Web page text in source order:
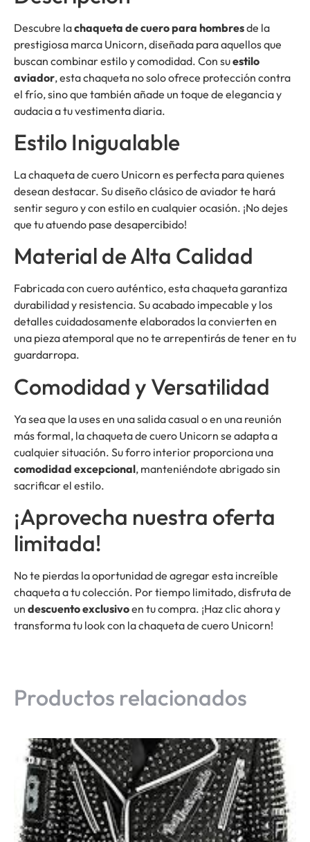
Descubre lachaqueta de cuero para hombresde la
prestigiosa marca Unicorn, diseñada para aquellos que
buscan combinar estilo y comodidad. Con suestilo
aviador, esta chaqueta no solo ofrece protección contra
el frío, sino que también añade un toque de elegancia y
audacia a tu vestimenta diaria.
Estilo Inigualable
La chaqueta de cuero Unicorn es perfecta para quienes
desean destacar. Su diseño clásico de aviador te hará
sentir seguro y con estilo en cualquier ocasión. ¡No dejes
que tu atuendo pase desapercibido!
Material de Alta Calidad
Fabricada con cuero auténtico, esta chaqueta garantiza
durabilidad y resistencia. Su acabado impecable y los
detalles cuidadosamente elaborados la convierten en
una pieza atemporal que no te arrepentirás de tener en tu
guardarropa.
Comodidad y Versatilidad
Ya sea que la uses en una salida casual o en una reunión
más formal, la chaqueta de cuero Unicorn se adapta a
cualquier situación. Su forro interior proporciona una
comodidad excepcional, manteniéndote abrigado sin
sacrificar el estilo.
¡Aprovecha nuestra oferta
limitada!
No te pierdas la oportunidad de agregar esta increíble
chaqueta a tu colección. Por tiempo limitado, disfruta de
un descuento exclusivoen tu compra. ¡Haz clic ahora y
transforma tu look con la chaqueta de cuero Unicorn!
Productos relacionados